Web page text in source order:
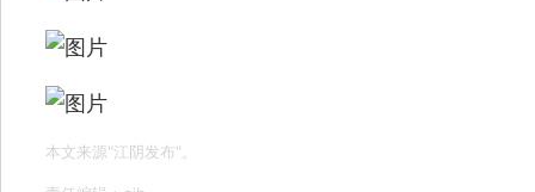
本文来源"江阴发布"。